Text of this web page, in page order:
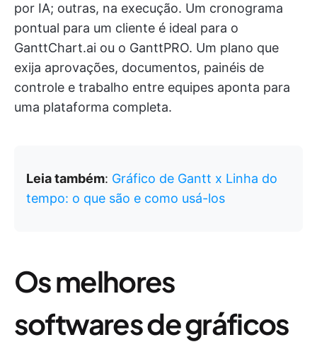
por IA; outras, na execução. Um cronograma
pontual para um cliente é ideal para o
GanttChart.ai ou o GanttPRO. Um plano que
exija aprovações, documentos, painéis de
controle e trabalho entre equipes aponta para
uma plataforma completa.
Leia também: Gráfico de Gantt x Linha do
tempo: o que são e como usá-los
Os melhores
softwares de gráficos